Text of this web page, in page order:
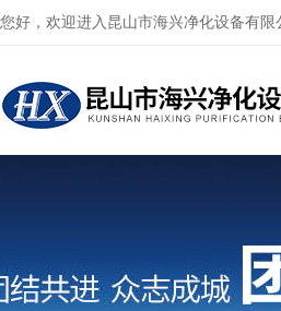
您好，欢迎进入昆山市海兴净化设备有限